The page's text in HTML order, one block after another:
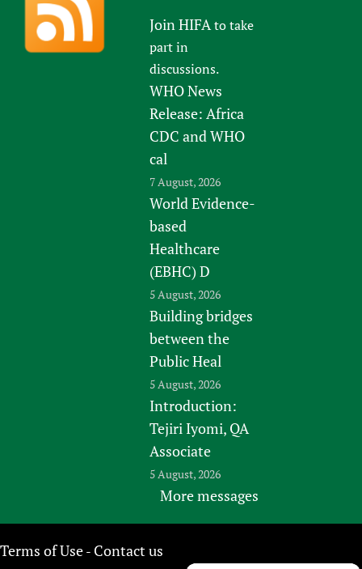
Join HIFAto take
part in
discussions.
WHO News
Release: Africa
CDC and WHO
cal
7 August, 2026
World Evidence-
based
Healthcare
(EBHC) D
5 August, 2026
Building bridges
between the
Public Heal
5 August, 2026
Introduction:
Tejiri Iyomi, QA
Associate
5 August, 2026
More messages
Terms of Use- Contact us